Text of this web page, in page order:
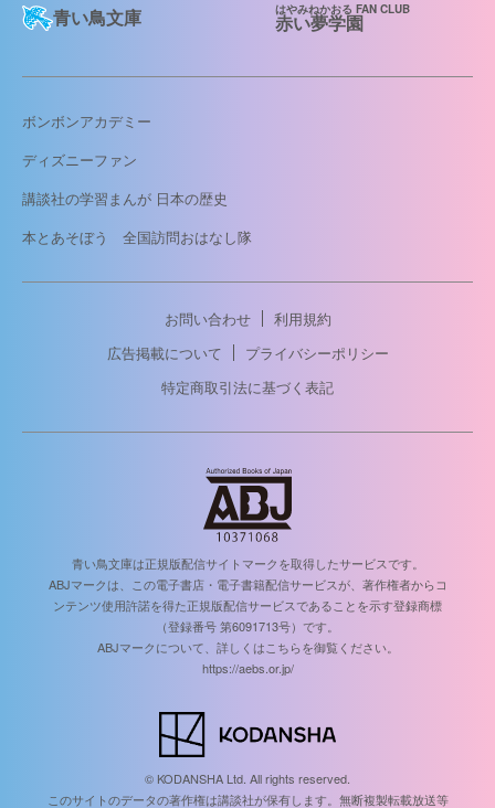
青い鳥文庫
はやみねかおる FAN CLUB
赤い夢学園
ボンボンアカデミー
ディズニーファン
講談社の学習まんが 日本の歴史
本とあそぼう 全国訪問おはなし隊
お問い合わせ
利用規約
広告掲載について
プライバシーポリシー
特定商取引法に基づく表記
青い鳥文庫は正規版配信サイトマークを取得したサービスです。
ABJマークは、この電子書店・電子書籍配信サービスが、著作権者からコ
ンテンツ使用許諾を得た正規版配信サービスであることを示す登録商標
（登録番号 第6091713号）です。
ABJマークについて、詳しくはこちらを御覧ください。
https://aebs.or.jp/
© KODANSHA Ltd. All rights reserved.
このサイトのデータの著作権は講談社が保有します。無断複製転載放送等